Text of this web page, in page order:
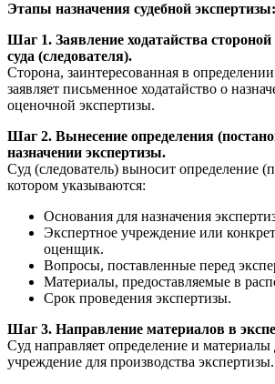
Этапы назначения судебной экспертизы:
Шаг 1. Заявление ходатайства
суда (следователя).
Сторона, заинтересованная в
заявляет письменное ходатайство о
оценочной экспертизы.
Шаг 2. Вынесение определения
назначении экспертизы.
Суд (следователь) выносит определение
котором указываются:
Основания для назначения
Экспертное учреждение или
оценщик.
Вопросы, поставленные перед
Материалы, предоставляемые в
Срок проведения экспертизы.
Шаг 3. Направление материалов в
Суд направляет определение и материалы
учреждение для производства экспертизы.